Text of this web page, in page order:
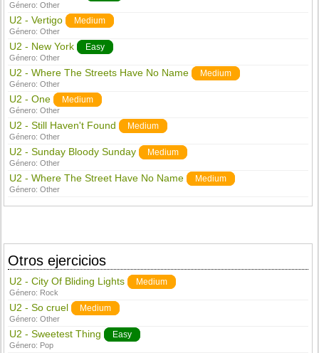
Género:Other
U2 - Vertigo Medium
Género:Other
U2 - New York Easy
Género:Other
U2 - Where The Streets Have No Name Medium
Género:Other
U2 - One Medium
Género:Other
U2 - Still Haven't Found Medium
Género:Other
U2 - Sunday Bloody Sunday Medium
Género:Other
U2 - Where The Street Have No Name Medium
Género:Other
Otros ejercicios
U2 - City Of Bliding Lights Medium
Género: Rock
U2 - So cruel Medium
Género:Other
U2 - Sweetest Thing Easy
Género: Pop